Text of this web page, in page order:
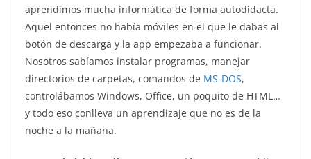
aprendimos mucha informática de forma autodidacta.
Aquel entonces no había móviles en el que le dabas al
botón de descarga y la app empezaba a funcionar.
Nosotros sabíamos instalar programas, manejar
directorios de carpetas, comandos de MS-DOS,
controlábamos Windows, Office, un poquito de HTML…
y todo eso conlleva un aprendizaje que no es de la
noche a la mañana.